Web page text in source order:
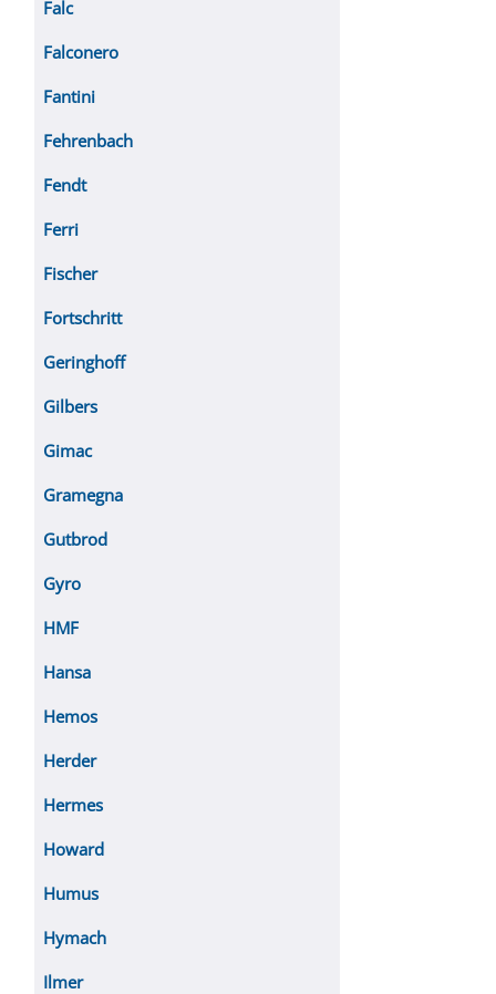
Falc
Falconero
Fantini
Fehrenbach
Fendt
Ferri
Fischer
Fortschritt
Geringhoff
Gilbers
Gimac
Gramegna
Gutbrod
Gyro
HMF
Hansa
Hemos
Herder
Hermes
Howard
Humus
Hymach
Ilmer